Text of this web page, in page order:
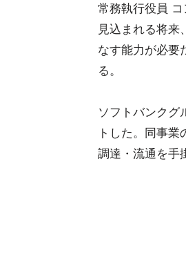
常務執行役員
見込まれる将来
なす能力が必要
る。
ソフトバンクグ
トした。同事
調達・流通を手